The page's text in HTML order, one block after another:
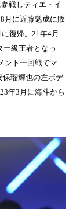
戦しティエ・イ
月に近藤魁成に敗
復帰。21年4月
ー級王者となっ
ント一回戦でマ
保瑠輝也の左ボデ
年3月に海斗から